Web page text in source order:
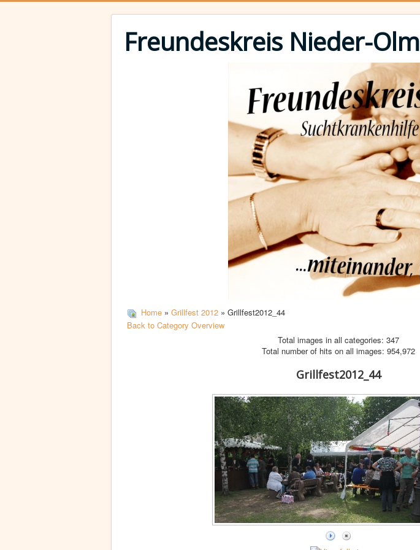
Freundeskreis Nieder-Olm
Home » Grillfest 2012 » Grillfest2012_44
Back to Category Overview
Total images in all categories: 347
Total number of hits on all images: 954,972
Grillfest2012_44